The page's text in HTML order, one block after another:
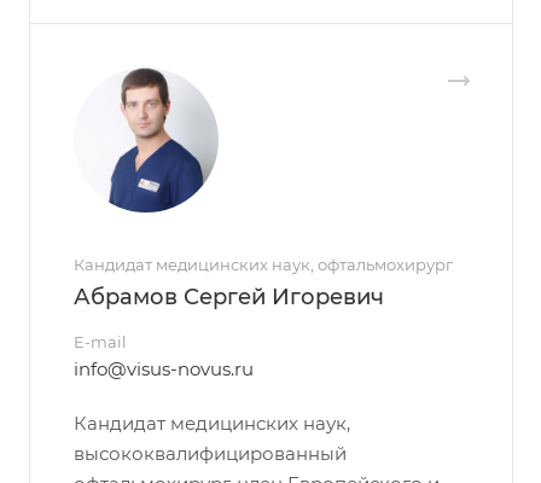
Кандидат медицинских наук, офтальмохирург
Абрамов Сергей Игоревич
E-mail
info@visus-novus.ru
Кандидат медицинских наук,
высококвалифицированный